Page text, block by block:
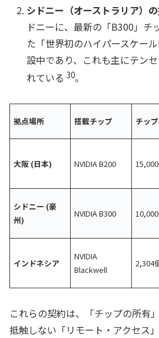
シドニー（オーストラリア）
ドニーに、最新の「B300」チ
た「世界初のハイパースケー
設中であり、これも主にテン
れている30。
拠点場所 搭載チップ チッ
大阪 (日本) NVIDIA B200
シドニー (豪
州)
NVIDIA B300
インドネシア
NVIDIA
Blackwell
2,304
これらの契約は、「チップの所有
抵触しない「リモート・アクセス